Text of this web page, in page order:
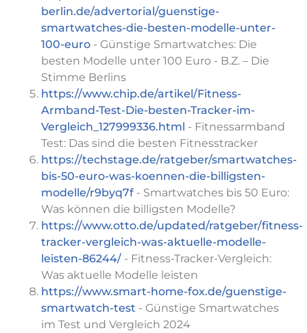
berlin.de/advertorial/guenstige-
smartwatches-die-besten-modelle-unter-
100-euro - Günstige Smartwatches: Die
besten Modelle unter 100 Euro - B.Z. – Die
Stimme Berlins
https://www.chip.de/artikel/Fitness-
Armband-Test-Die-besten-Tracker-im-
Vergleich_127999336.html - Fitnessarmband
Test: Das sind die besten Fitnesstracker
https://techstage.de/ratgeber/smartwatches-
bis-50-euro-was-koennen-die-billigsten-
modelle/r9byq7f - Smartwatches bis 50 Euro:
Was können die billigsten Modelle?
https://www.otto.de/updated/ratgeber/fitness-
tracker-vergleich-was-aktuelle-modelle-
leisten-86244/ - Fitness-Tracker-Vergleich:
Was aktuelle Modelle leisten
https://www.smart-home-fox.de/guenstige-
smartwatch-test - Günstige Smartwatches
im Test und Vergleich 2024